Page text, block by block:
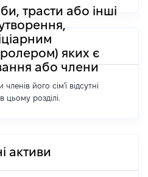
трасти або інші
яких є
або члени
його сім'ї відсутні
цьому розділі.
активи